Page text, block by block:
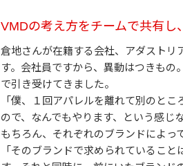
VMDの考え方をチームで共有
倉地さんが在籍する会社、アダスト
す。会社員ですから、異動はつきも
で引き受けてきました。
「僕、１回アパレルを離れて別のと
ので、なんでもやります、という感じ
もちろん、それぞれのブランドによっ
「そのブランドで求められているこ